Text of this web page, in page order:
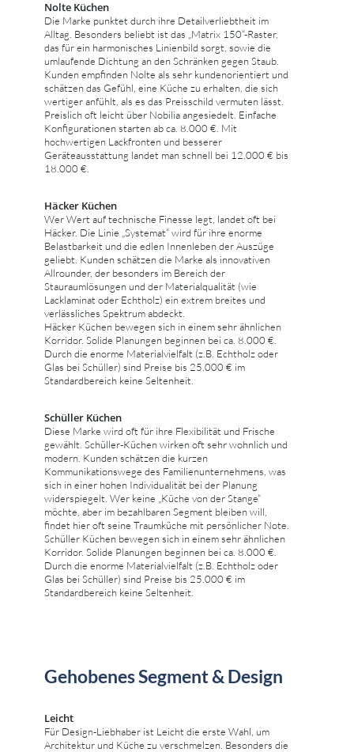
Nolte Küchen
Die Marke punktet durch ihre Detailverliebtheit im
Alltag. Besonders beliebt ist das „Matrix 150“-Raster,
das für ein harmonisches Linienbild sorgt, sowie die
umlaufende Dichtung an den Schränken gegen Staub.
Kunden empfinden Nolte als sehr kundenorientiert und
schätzen das Gefühl, eine Küche zu erhalten, die sich
wertiger anfühlt, als es das Preisschild vermuten lässt.
Preislich oft leicht über Nobilia angesiedelt. Einfache
Konfigurationen starten ab ca. 8.000 €. Mit
hochwertigen Lackfronten und besserer
Geräteausstattung landet man schnell bei 12.000 € bis
18.000 €.
Häcker Küchen
Wer Wert auf technische Finesse legt, landet oft bei
Häcker. Die Linie „Systemat“ wird für ihre enorme
Belastbarkeit und die edlen Innenleben der Auszüge
geliebt. Kunden schätzen die Marke als innovativen
Allrounder, der besonders im Bereich der
Stauraumlösungen und der Materialqualität (wie
Lacklaminat oder Echtholz) ein extrem breites und
verlässliches Spektrum abdeckt.
Häcker Küchen bewegen sich in einem sehr ähnlichen
Korridor. Solide Planungen beginnen bei ca. 8.000 €.
Durch die enorme Materialvielfalt (z.B. Echtholz oder
Glas bei Schüller) sind Preise bis 25.000 € im
Standardbereich keine Seltenheit.
Schüller Küchen
Diese Marke wird oft für ihre Flexibilität und Frische
gewählt. Schüller-Küchen wirken oft sehr wohnlich und
modern. Kunden schätzen die kurzen
Kommunikationswege des Familienunternehmens, was
sich in einer hohen Individualität bei der Planung
widerspiegelt. Wer keine „Küche von der Stange“
möchte, aber im bezahlbaren Segment bleiben will,
findet hier oft seine Traumküche mit persönlicher Note.
Schüller Küchen bewegen sich in einem sehr ähnlichen
Korridor. Solide Planungen beginnen bei ca. 8.000 €.
Durch die enorme Materialvielfalt (z.B. Echtholz oder
Glas bei Schüller) sind Preise bis 25.000 € im
Standardbereich keine Seltenheit.
Gehobenes Segment & Design
Leicht
Für Design-Liebhaber ist Leicht die erste Wahl, um
Architektur und Küche zu verschmelzen. Besonders die